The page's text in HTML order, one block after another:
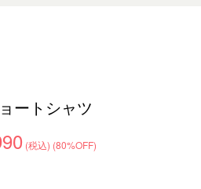
ートシャツ
(税込) (80%OFF)